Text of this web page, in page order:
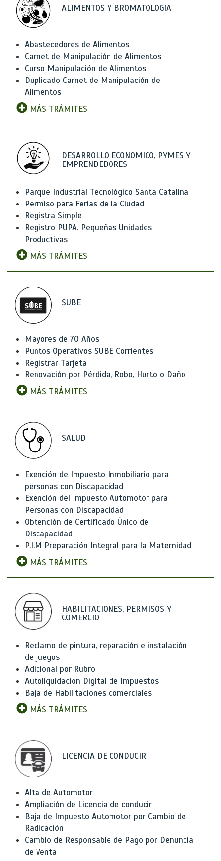
ALIMENTOS Y BROMATOLOGíA
Abastecedores de Alimentos
Carnet de Manipulación de Alimentos
Curso Manipulación de Alimentos
Duplicado Carnet de Manipulación de
Alimentos
MÁS TRÁMITES
DESARROLLO ECONOMICO, PYMES Y
EMPRENDEDORES
Parque Industrial Tecnológico Santa Catalina
Permiso para Ferias de la Ciudad
Registra Simple
Registro PUPA. Pequeñas Unidades
Productivas
MÁS TRÁMITES
SUBE
Mayores de 70 Años
Puntos Operativos SUBE Corrientes
Registrar Tarjeta
Renovación por Pérdida, Robo, Hurto o Daño
MÁS TRÁMITES
SALUD
Exención de Impuesto Inmobiliario para
personas con Discapacidad
Exención del Impuesto Automotor para
Personas con Discapacidad
Obtención de Certificado Único de
Discapacidad
P.I.M Preparación Integral para la Maternidad
MÁS TRÁMITES
HABILITACIONES, PERMISOS Y
COMERCIO
Reclamo de pintura, reparación e instalación
de juegos
Adicional por Rubro
Autoliquidación Digital de Impuestos
Baja de Habilitaciones comerciales
MÁS TRÁMITES
LICENCIA DE CONDUCIR
Alta de Automotor
Ampliación de Licencia de conducir
Baja de Impuesto Automotor por Cambio de
Radicación
Cambio de Responsable de Pago por Denuncia
de Venta